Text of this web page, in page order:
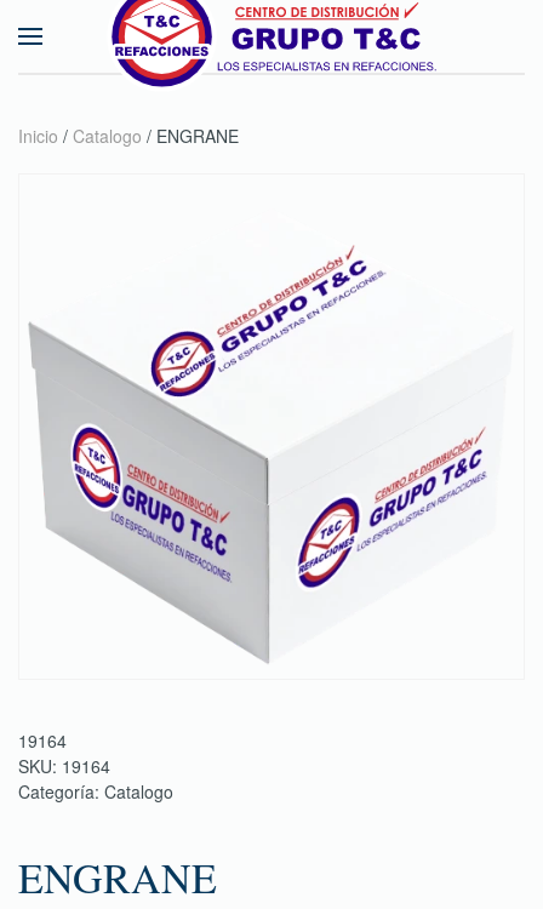
Skip to main content
Inicio / Catalogo / ENGRANE
19164
SKU: 19164
Categoría: Catalogo
ENGRANE